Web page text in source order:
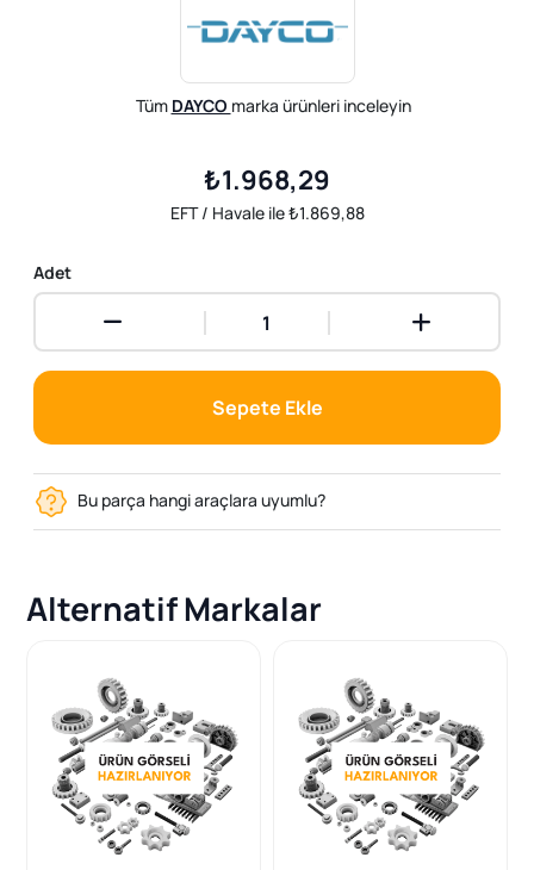
Tüm DAYCO marka ürünleri inceleyin
₺1.968,29
EFT / Havale ile ₺1.869,88
Adet
Sepete Ekle
Bu parça hangi araçlara uyumlu?
Alternatif Markalar